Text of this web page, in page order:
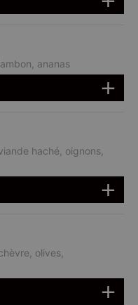
ananas
haché, oignons,
olives,